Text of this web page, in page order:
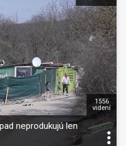
neprodukujú len
1556
videní